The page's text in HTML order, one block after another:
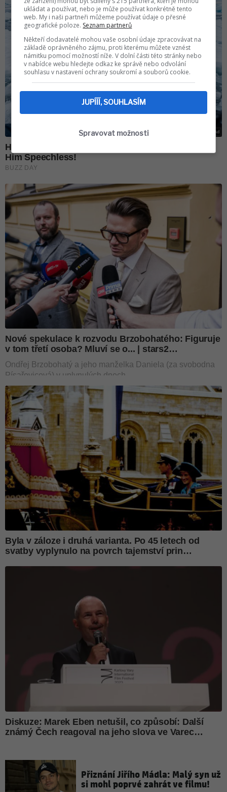
Přiznání Jiřího Mádla: Malý syn už
si mohl poprvé zahrát ve filmu!
ukládat a používat, nebo je může používat konkrétně tento
web. My i naši partneři můžeme používat údaje o přesné
geografické poloze. Seznam partnerů
Někteří dodavatelé mohou vaše osobní údaje zpracovávat na
základě oprávněného zájmu, proti kterému můžete vznést
námitku pomocí možností níže. V dolní části této stránky nebo
v nabídce webu hledejte odkaz ke správě nebo odvolání
souhlasu v nastavení ochrany soukromí a souborů cookie.
JUPÍÍÍ, SOUHLASÍM
Spravovat možnosti